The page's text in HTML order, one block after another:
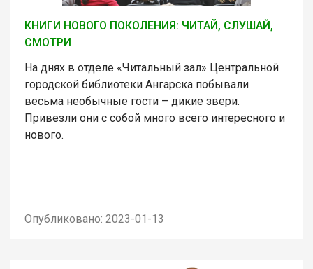
КНИГИ НОВОГО ПОКОЛЕНИЯ: ЧИТАЙ, СЛУШАЙ,
СМОТРИ
На днях в отделе «Читальный зал» Центральной
городской библиотеки Ангарска побывали
весьма необычные гости – дикие звери.
Привезли они с собой много всего интересного и
нового.
Опубликовано: 2023-01-13